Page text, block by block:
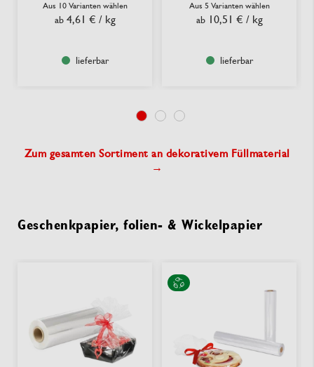
Aus 10 Varianten wählen
ab 4,61 € / kg
lieferbar
Aus 5 Varianten wählen
ab 10,51 € / kg
lieferbar
Zum gesamten Sortiment an dekorativem Füllmaterial
→
Geschenkpapier, folien- & Wickelpapier